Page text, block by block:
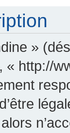
»
« http://